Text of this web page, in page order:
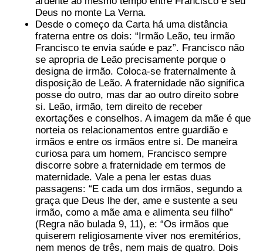
Deus no monte La Verna.
Desde o começo da Carta há uma distância
fraterna entre os dois: “Irmão Leão, teu irmão
Francisco te envia saúde e paz”. Francisco não
se apropria de Leão precisamente porque o
designa de irmão. Coloca-se fraternalmente à
disposição de Leão. A fraternidade não significa
posse do outro, mas dar ao outro direito sobre
si. Leão, irmão, tem direito de receber
exortações e conselhos. A imagem da mãe é que
norteia os relacionamentos entre guardião e
irmãos e entre os irmãos entre si. De maneira
curiosa para um homem, Francisco sempre
discorre sobre a fraternidade em termos de
maternidade. Vale a pena ler estas duas
passagens: “E cada um dos irmãos, segundo a
graça que Deus lhe der, ame e sustente a seu
irmão, como a mãe ama e alimenta seu filho”
(Regra não bulada 9, 11), e: “Os irmãos que
quiserem religiosamente viver nos eremitérios,
nem menos de três, nem mais de quatro. Dois